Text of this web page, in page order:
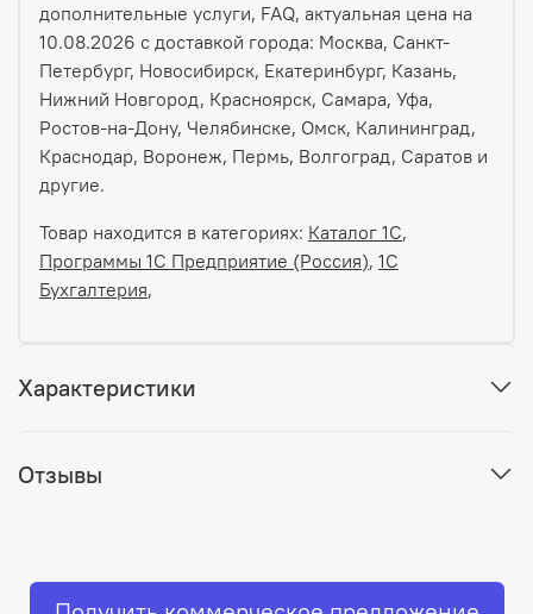
дополнительные услуги, FAQ, актуальная цена на
10.08.2026 с доставкой города: Москва, Санкт-
Петербург, Новосибирск, Екатеринбург, Казань,
Нижний Новгород, Красноярск, Самара, Уфа,
Ростов-на-Дону, Челябинске, Омск, Калининград,
Краснодар, Воронеж, Пермь, Волгоград, Саратов и
другие.
Товар находится в категориях: Каталог 1С,
Программы 1С Предприятие (Россия), 1С
Бухгалтерия,
Характеристики
Отзывы